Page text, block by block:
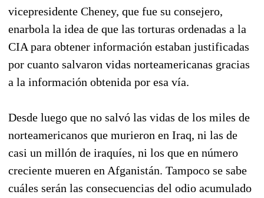
vicepresidente Cheney, que fue su consejero,
enarbola la idea de que las torturas ordenadas a la
CIA para obtener información estaban justificadas
por cuanto salvaron vidas norteamericanas gracias
a la información obtenida por esa vía.
Desde luego que no salvó las vidas de los miles de
norteamericanos que murieron en Iraq, ni las de
casi un millón de iraquíes, ni los que en número
creciente mueren en Afganistán. Tampoco se sabe
cuáles serán las consecuencias del odio acumulado